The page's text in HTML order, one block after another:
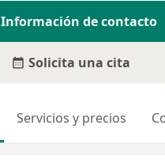
Información de contacto
Solicita una cita
Servicios y precios